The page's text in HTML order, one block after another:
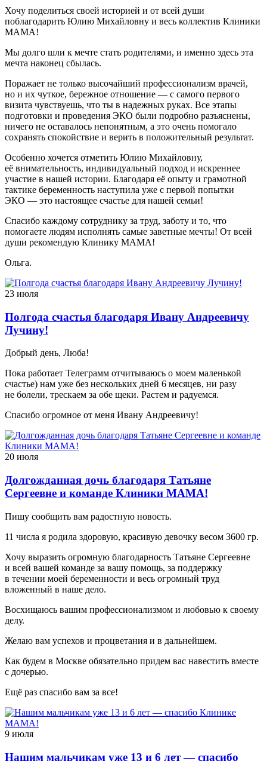
Хочу поделиться своей историей и от всей души
поблагодарить Юлию Михайловну и весь коллектив Клиники
МАМА!
Мы долго шли к мечте стать родителями, и именно здесь эта
мечта наконец сбылась.
Поражает не только высочайший профессионализм врачей,
но и их чуткое, бережное отношение — с самого первого
визита чувствуешь, что ты в надежных руках. Все этапы
подготовки и проведения ЭКО были подробно разъяснены,
ничего не оставалось непонятным, а это очень помогало
сохранять спокойствие и верить в положительный результат.
Особенно хочется отметить Юлию Михайловну,
её внимательность, индивидуальный подход и искреннее
участие в нашей истории. Благодаря её опыту и грамотной
тактике беременность наступила уже с первой попытки
ЭКО — это настоящее счастье для нашей семьи!
Спасибо каждому сотруднику за труд, заботу и то, что
помогаете людям исполнять самые заветные мечты! От всей
души рекомендую Клинику МАМА!
Ольга.
23 июля
Полгода счастья благодаря Ивану Андреевичу
Лучину!
Добрый день, Люба!
Пока работает Телеграмм отчитываюсь о моем маленькой
счастье) нам уже без нескольких дней 6 месяцев, ни разу
не болели, трескаем за обе щеки. Растем и радуемся.
Спасибо огромное от меня Ивану Андреевичу!
20 июля
Долгожданная дочь благодаря Татьяне
Сергеевне и команде Клиники МАМА!
Пишу сообщить вам радостную новость.
11 числа я родила здоровую, красивую девочку весом 3600 гр.
Хочу выразить огромную благодарность Татьяне Сергеевне
и всей вашей команде за вашу помощь, за поддержку
в течении моей беременности и весь огромный труд
вложенный в наше дело.
Восхищаюсь вашим профессионализмом и любовью к своему
делу.
Желаю вам успехов и процветания и в дальнейшем.
Как будем в Москве обязательно придем вас навестить вместе
с дочерью.
Ещё раз спасибо вам за все!
9 июля
Нашим мальчикам уже 13 и 6 лет — спасибо